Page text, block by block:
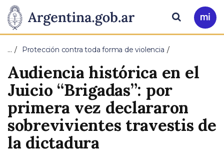
Presidencia
de
Nación
Pasar al contenido principal
Ir
a
Buscar
… Protección contra toda forma de violencia
Audiencia histórica en el
Juicio “Brigadas”: por
primera vez declararon
sobrevivientes travestis de
la dictadura